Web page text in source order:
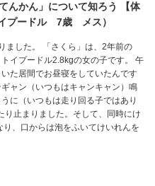
かん」について知ろう 【体
プードル 7歳 メス）
ました。 「さくら」は、2年前の
イプードル2.8kgの女の子です。 午
た居間でお昼寝をしていたんです
ャン（いつもはキャンキャン）鳴
に（いつもは走り回る子ではあり
り止まりました。そして、同時にけ
、口からは泡をふいてけいれんを